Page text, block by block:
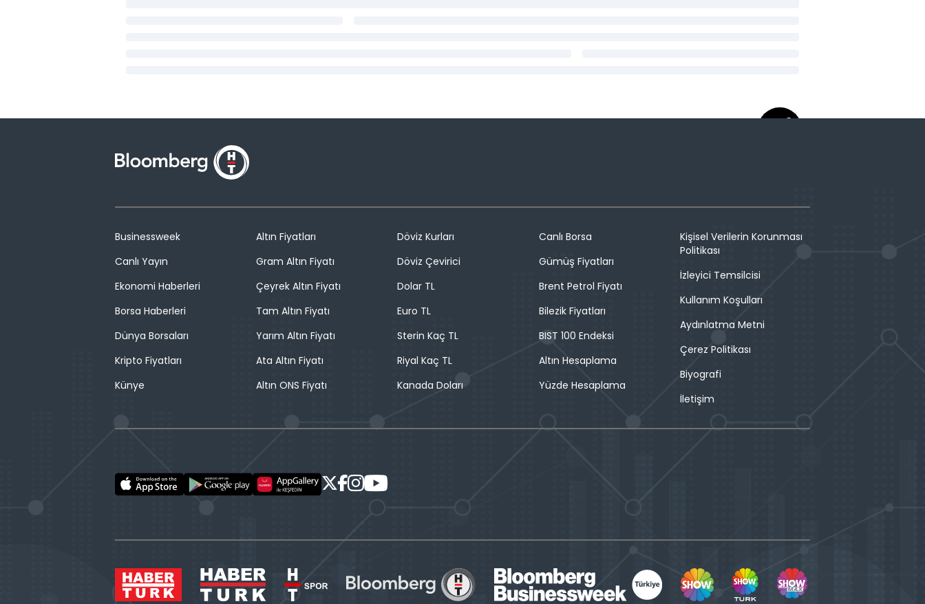
Businessweek
Canlı Yayın
Ekonomi Haberleri
Borsa Haberleri
Dünya Borsaları
Kripto Fiyatları
Künye
Altın Fiyatları
Gram Altın Fiyatı
Çeyrek Altın Fiyatı
Tam Altın Fiyatı
Yarım Altın Fiyatı
Ata Altın Fiyatı
Altın ONS Fiyatı
Döviz Kurları
Döviz Çevirici
Dolar TL
Euro TL
Sterin Kaç TL
Riyal Kaç TL
Kanada Doları
Canlı Borsa
Gümüş Fiyatları
Brent Petrol Fiyatı
Bilezik Fiyatları
BIST 100 Endeksi
Altın Hesaplama
Yüzde Hesaplama
Kişisel Verilerin Korunması
Politikası
İzleyici Temsilcisi
Kullanım Koşulları
Aydınlatma Metni
Çerez Politikası
Biyografi
İletişim